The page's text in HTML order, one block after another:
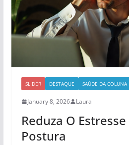
SLIDER DESTAQUE SAÚDE DA COLUNA
January 8, 2026 Laura
Reduza O
Postura